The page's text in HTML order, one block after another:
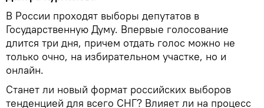
В России проходят выборы депутатов в
Государственную Думу. Впервые голосование
длится три дня, причем отдать голос можно не
только очно, на избирательном участке, но и
онлайн.
Станет ли новый формат российских выборов
тенденцией для всего СНГ? Влияет ли на процесс